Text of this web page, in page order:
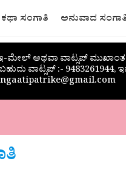
ಕಥಾ ಸಂಗಾತಿ ಅನುವಾದ
ಇ-ಮೇಲ್ ಅಥವಾ ವಾಟ್ಸಪ್
ವಾಟ್ಸಪ್‌ :- 9483261944,